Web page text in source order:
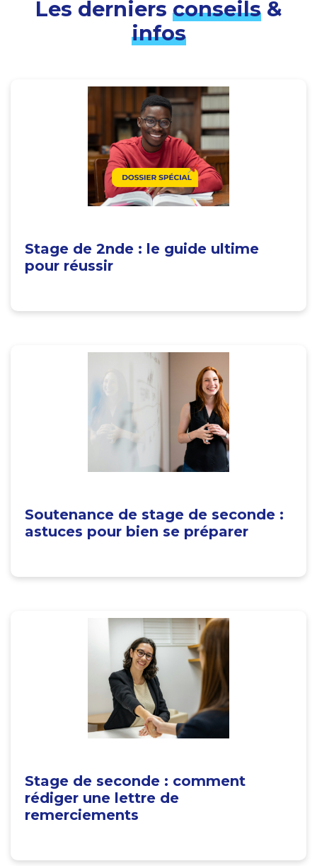
Les derniers conseils&
infos
Stage de 2nde : le guide ultime
pour réussir
Soutenance de stage de seconde :
astuces pour bien se préparer
Stage de seconde : comment
rédiger une lettre de
remerciements